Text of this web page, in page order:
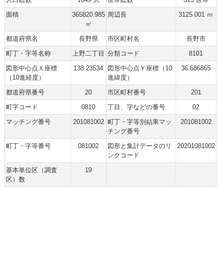
面積
365820.985
㎡
周辺長 3125.001 ｍ
都道府県名 長野県 市区町村名
長野市
町丁・字等名称
上野二丁目 分類コード
8101
図形中心点Ｘ座標
（10進経度）
138.23534
図形中心点Ｙ座標（10
進緯度）
36.686865
都道府県番号 20 市区町村番号
201
町字コード
0810 丁目、字などの番号
02
マッチング番号
201081002 町丁・字等別結果マッ
チング番号
201081002
町丁・字等番号 081002
図形と集計データのリ
ンクコード
20201081002
基本単位区（調査
区）数
19